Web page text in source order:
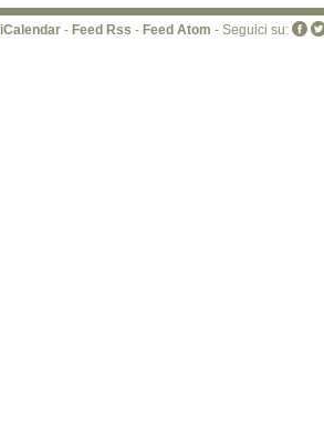
iCalendar - Feed Rss - Feed Atom - Seguici su: